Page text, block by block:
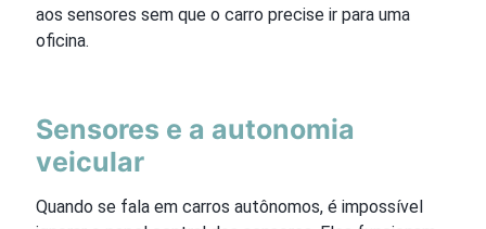
aos sensores sem que o carro precise ir para uma
oficina.
Sensores e a autonomia
veicular
Quando se fala em carros autônomos, é impossível